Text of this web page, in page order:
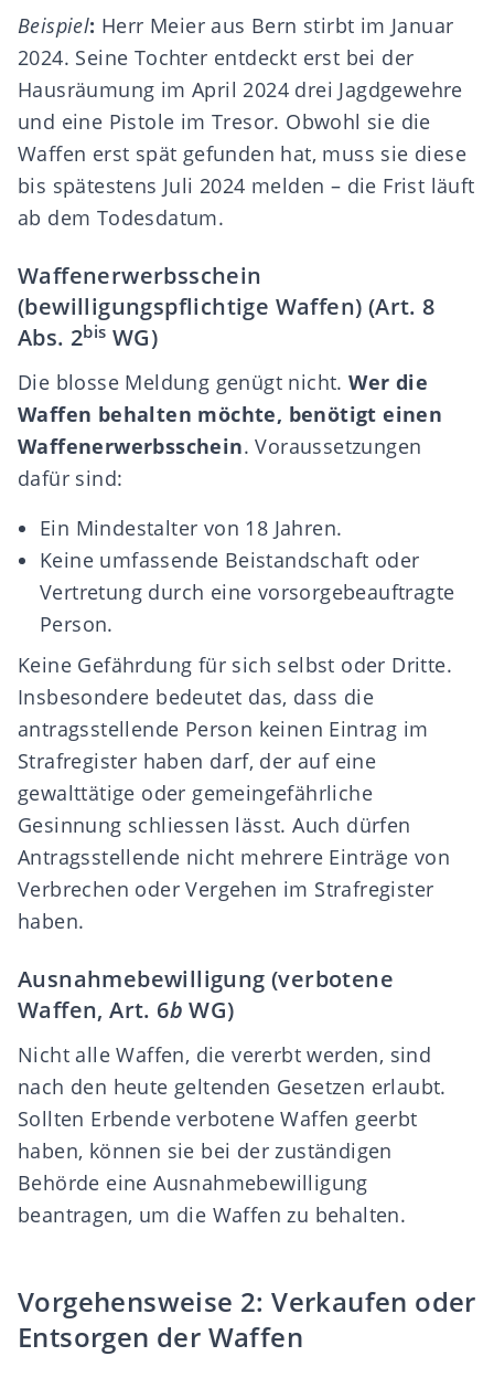
Beispiel: Herr Meier aus Bern stirbt im Januar
2024. Seine Tochter entdeckt erst bei der
Hausräumung im April 2024 drei Jagdgewehre
und eine Pistole im Tresor. Obwohl sie die
Waffen erst spät gefunden hat, muss sie diese
bis spätestens Juli 2024 melden – die Frist läuft
ab dem Todesdatum.
Waffenerwerbsschein
(bewilligungspflichtige Waffen) (Art. 8
Abs. 2bis WG)
Die blosse Meldung genügt nicht.Wer die
Waffen behalten möchte, benötigt einen
Waffenerwerbsschein. Voraussetzungen
dafür sind:
Ein Mindestalter von 18 Jahren.
Keine umfassende Beistandschaft oder
Vertretung durch eine vorsorgebeauftragte
Person.
Keine Gefährdung für sich selbst oder Dritte.
Insbesondere bedeutet das, dass die
antragsstellende Person keinen Eintrag im
Strafregister haben darf, der auf eine
gewalttätige oder gemeingefährliche
Gesinnung schliessen lässt. Auch dürfen
Antragsstellende nicht mehrere Einträge von
Verbrechen oder Vergehen im Strafregister
haben.
Ausnahmebewilligung (verbotene
Waffen, Art. 6b WG)
Nicht alle Waffen, die vererbt werden, sind
nach den heute geltenden Gesetzen erlaubt.
Sollten Erbende verbotene Waffen geerbt
haben, können sie bei der zuständigen
Behörde eine Ausnahmebewilligung
beantragen, um die Waffen zu behalten.
Vorgehensweise 2: Verkaufen oder
Entsorgen der Waffen